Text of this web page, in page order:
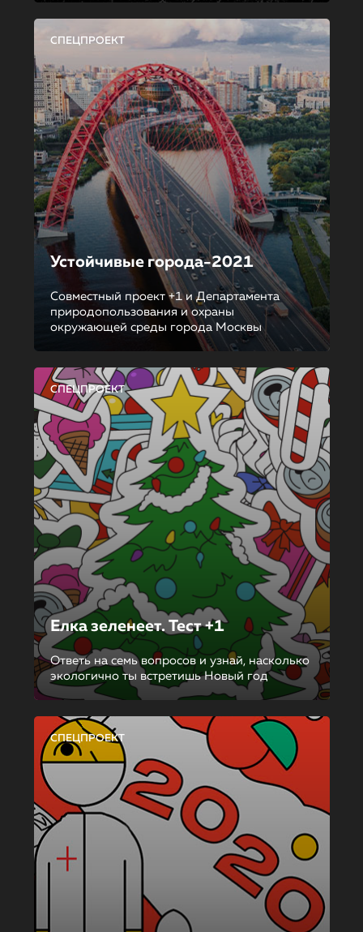
СПЕЦПРОЕКТ
Устойчивые города-2021
Совместный проект +1 и Департамента
природопользования и охраны
окружающей среды города Москвы
СПЕЦПРОЕКТ
Елка зеленеет. Тест +1
Ответь на семь вопросов и узнай, насколько
экологично ты встретишь Новый год
СПЕЦПРОЕКТ